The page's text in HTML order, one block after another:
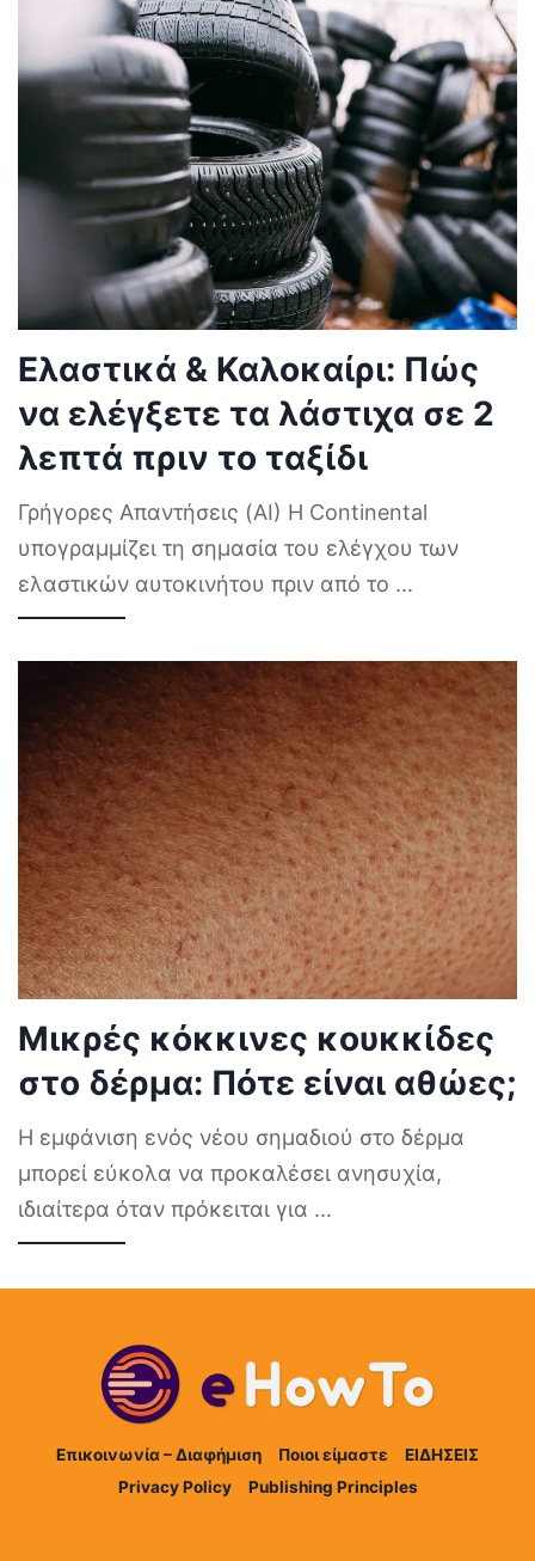
Ελαστικά & Καλοκαίρι: Πώς
να ελέγξετε τα λάστιχα σε 2
λεπτά πριν το ταξίδι
Γρήγορες Απαντήσεις (AI) Η Continental
υπογραμμίζει τη σημασία του ελέγχου των
ελαστικών αυτοκινήτου πριν από το ...
Μικρές κόκκινες κουκκίδες
στο δέρμα: Πότε είναι αθώες;
Η εμφάνιση ενός νέου σημαδιού στο δέρμα
μπορεί εύκολα να προκαλέσει ανησυχία,
ιδιαίτερα όταν πρόκειται για ...
Επικοινωνία – Διαφήμιση Ποιοι είμαστε
ΕΙΔΗΣΕΙΣ
Privacy Policy
Publishing Principles